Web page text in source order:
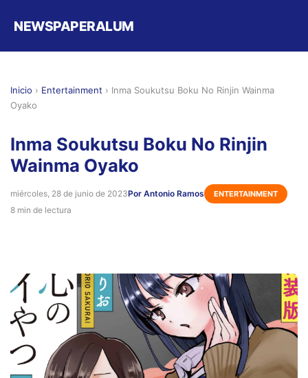
NEWSPAPERALUM
Inicio › Entertainment › Inma Soukutsu Boku No Rinjin Wainma
Oyako
Inma Soukutsu Boku No Rinjin
Wainma Oyako
miércoles, 28 de junio de 2023Por Antonio Ramos ENTERTAINMENT
8 min de lectura